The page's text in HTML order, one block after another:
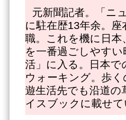
元新聞記者。「ニ
に駐在歴13年余。
職。これを機に日
を一番過ごしやす
活」に入る。日本
ウォーキング。歩
遊生活先でも沿道
イスブックに載せて